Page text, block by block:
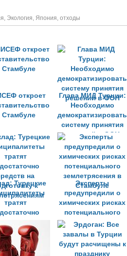
, Экология, Япония, отходы
откроет
Стамбуле
Глава МИД Турции:
Необходимо
демократизировать
систему принятия
решений в ООН
Турецкие
тратят
средств на
к
Эксперты
предупредили о
химических рисках
потенциального
землетрясения в
Стамбуле